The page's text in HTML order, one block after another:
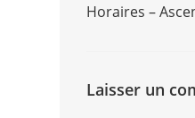
Horaires –
Laisser un